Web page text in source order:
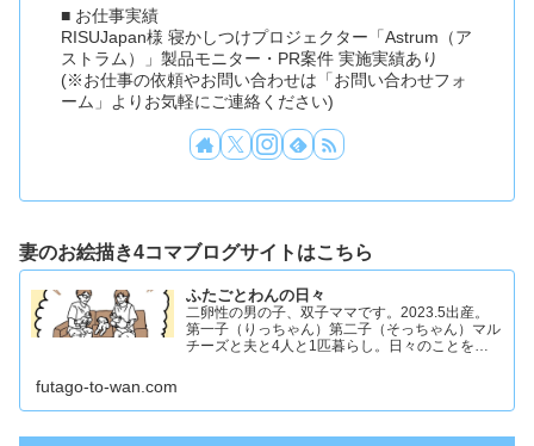
■ お仕事実績
RISUJapan様 寝かしつけプロジェクター「Astrum（ア
ストラム）」製品モニター・PR案件 実施実績あり
(※お仕事の依頼やお問い合わせは「お問い合わせフォ
ーム」よりお気軽にご連絡ください)
妻のお絵描き4コマブログサイトはこちら
ふたごとわんの日々
二卵性の男の子、双子ママです。2023.5出産。
第一子（りっちゃん）第二子（そっちゃん）マル
チーズと夫と4人と1匹暮らし。日々のことを忘
futago-to-wan.com